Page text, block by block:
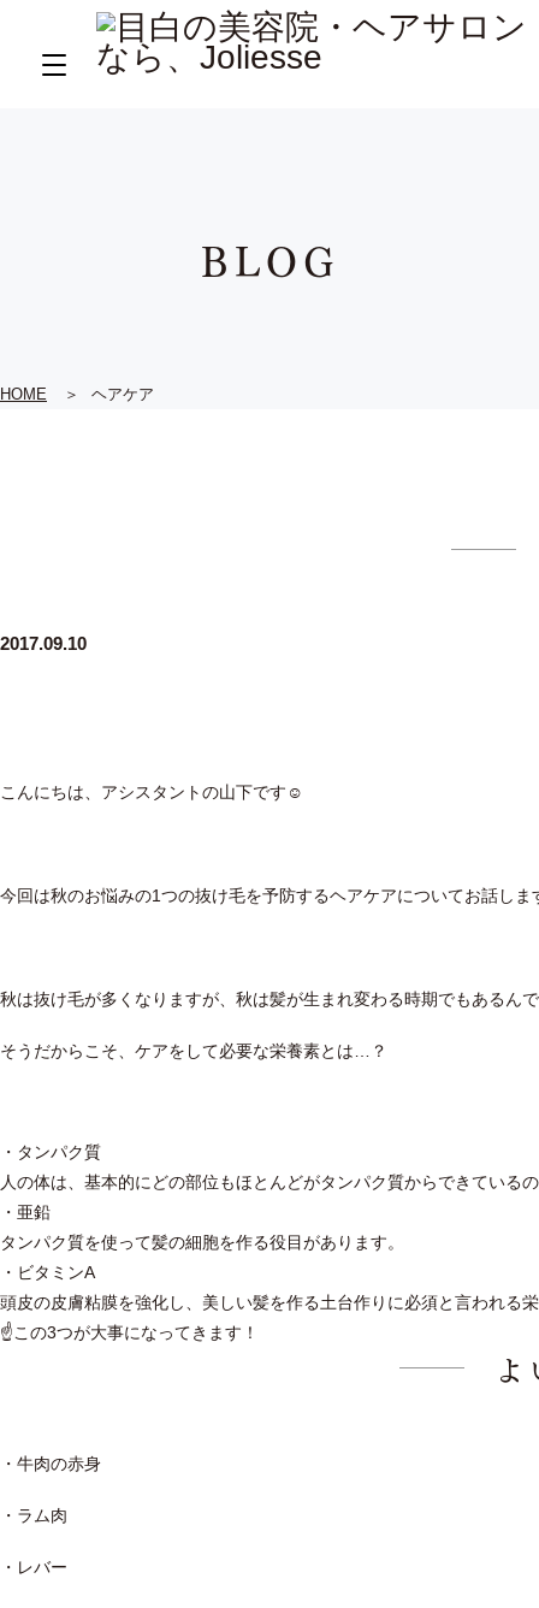
BLOG
HOME ヘアケア
2017.09.10
こんにちは、アシスタントの山下です☺
今回は秋のお悩みの1つの抜け毛を予防するヘアケアについてお話しま
秋は抜け毛が多くなりますが、秋は髪が生まれ変わる時期でもあるん
そうだからこそ、ケアをして必要な栄養素とは…？
・タンパク質
人の体は、基本的にどの部位もほとんどがタンパク質からできている
・亜鉛
タンパク質を使って髪の細胞を作る役目があります。
・ビタミンA
頭皮の皮膚粘膜を強化し、美しい髪を作る土台作りに必須と言われる
☝この3つが大事になってきます！
・牛肉の赤身
・ラム肉
・レバー